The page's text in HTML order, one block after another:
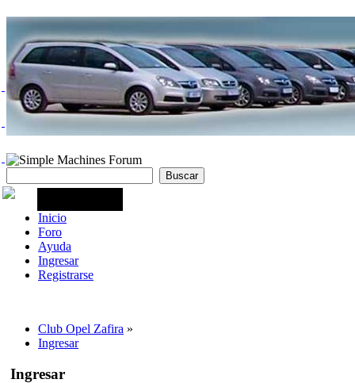
Inicio
Foro
Ayuda
Ingresar
Registrarse
Club Opel Zafira »
Ingresar
Ingresar